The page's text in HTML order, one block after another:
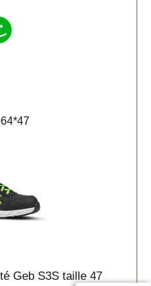
Geb S3S taille 47